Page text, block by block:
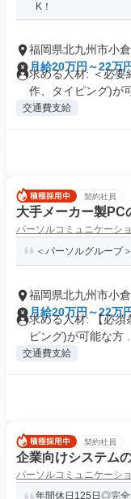
K！
福岡県北九州市小
月給20万円～22万
求める人材: ＜必要
作、タイピング)が
交通費支給
契約社員
大手メーカー製PC
パーソルコミュニケーシ
＜パーソルグループ
福岡県北九州市小
月給20万円～22万
求める人材: 【必須
ピング)が可能な方 ...
交通費支給
契約社員
企業向けシステム
パーソルコミュニケーシ
年間休日125日◎完全